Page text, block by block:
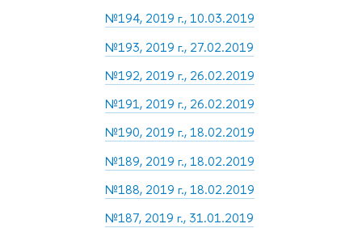
№194, 2019 г., 10.03.2019
№193, 2019 г., 27.02.2019
№192, 2019 г., 26.02.2019
№191, 2019 г., 26.02.2019
№190, 2019 г., 18.02.2019
№189, 2019 г., 18.02.2019
№188, 2019 г., 18.02.2019
№187, 2019 г., 31.01.2019